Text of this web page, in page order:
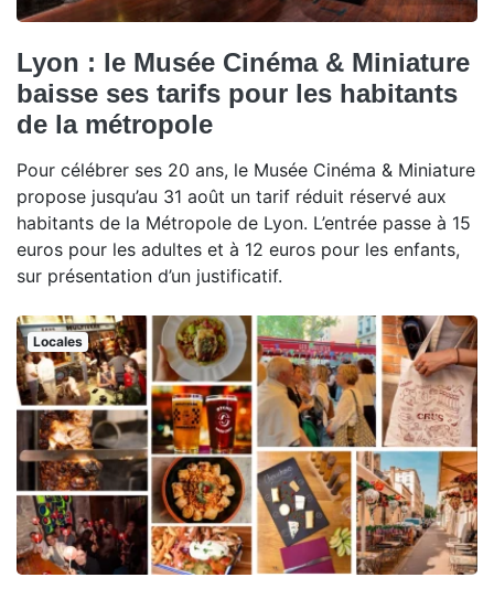
Lyon : le Musée Cinéma & Miniature
baisse ses tarifs pour les habitants
de la métropole
Pour célébrer ses 20 ans, le Musée Cinéma & Miniature
propose jusqu’au 31 août un tarif réduit réservé aux
habitants de la Métropole de Lyon. L’entrée passe à 15
euros pour les adultes et à 12 euros pour les enfants,
sur présentation d’un justificatif.
Locales